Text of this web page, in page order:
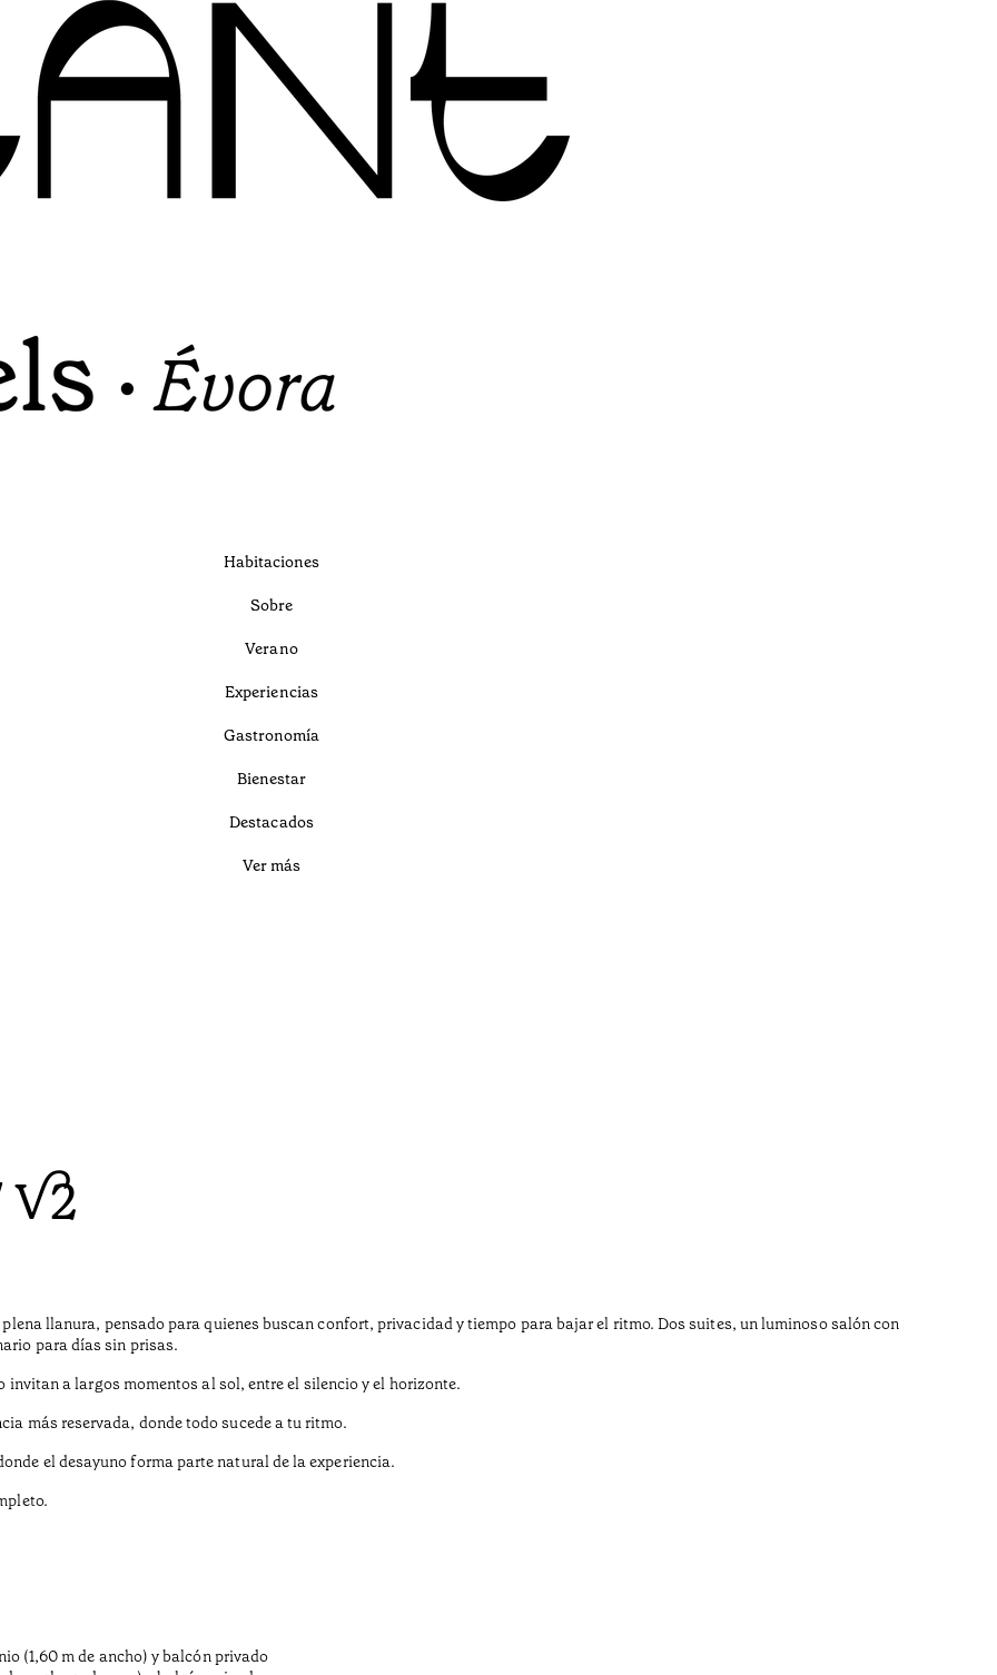
Habitaciones
Sobre
Verano
Experiencias
Gastronomía
Bienestar
Destacados
Ver más
llanura, pensado para quienes buscan confort, privacidad y tiempo para bajar el ritmo. Dos suites, un luminoso salón con
para días sin prisas.
a largos momentos al sol, entre el silencio y el horizonte.
más reservada, donde todo sucede a tu ritmo.
el desayuno forma parte natural de la experiencia.
(1,60 m de ancho) y balcón privado